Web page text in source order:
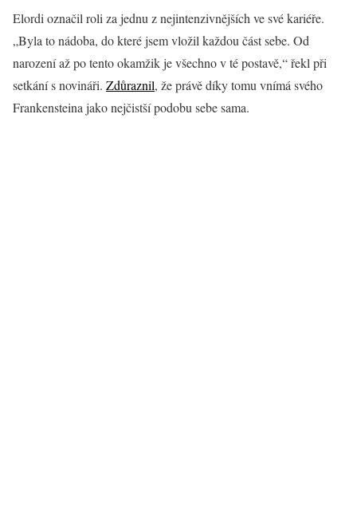
Elordi označil roli za jednu z nejintenzivnějších ve své kariéře.
„Byla to nádoba, do které jsem vložil každou část sebe. Od
narození až po tento okamžik je všechno v té postavě,“ řekl při
setkání s novináři. Zdůraznil, že právě díky tomu vnímá svého
Frankensteina jako nejčistší podobu sebe sama.